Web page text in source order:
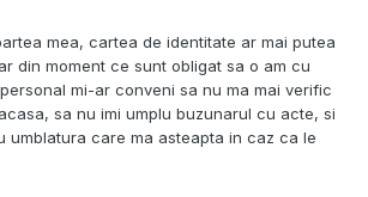
mea, cartea de identitate ar mai putea
din moment ce sunt obligat sa o am cu
mi-ar conveni sa nu ma mai verific
sa nu imi umplu buzunarul cu acte, si
umblatura care ma asteapta in caz ca le